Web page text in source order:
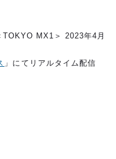
MX1＞ 2023年4月
」にてリアルタイム配信